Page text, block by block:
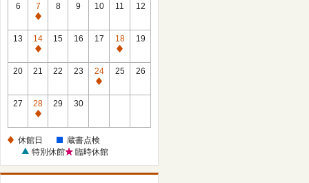
6
7
休
館
日
8 9 10 11 12
13
14
休
館
15 16 17
18
休
館
19
20 21 22 23
24
休
25 26
27
28
休
日
29 30
休館日
蔵書点検
特別休館
臨時休館